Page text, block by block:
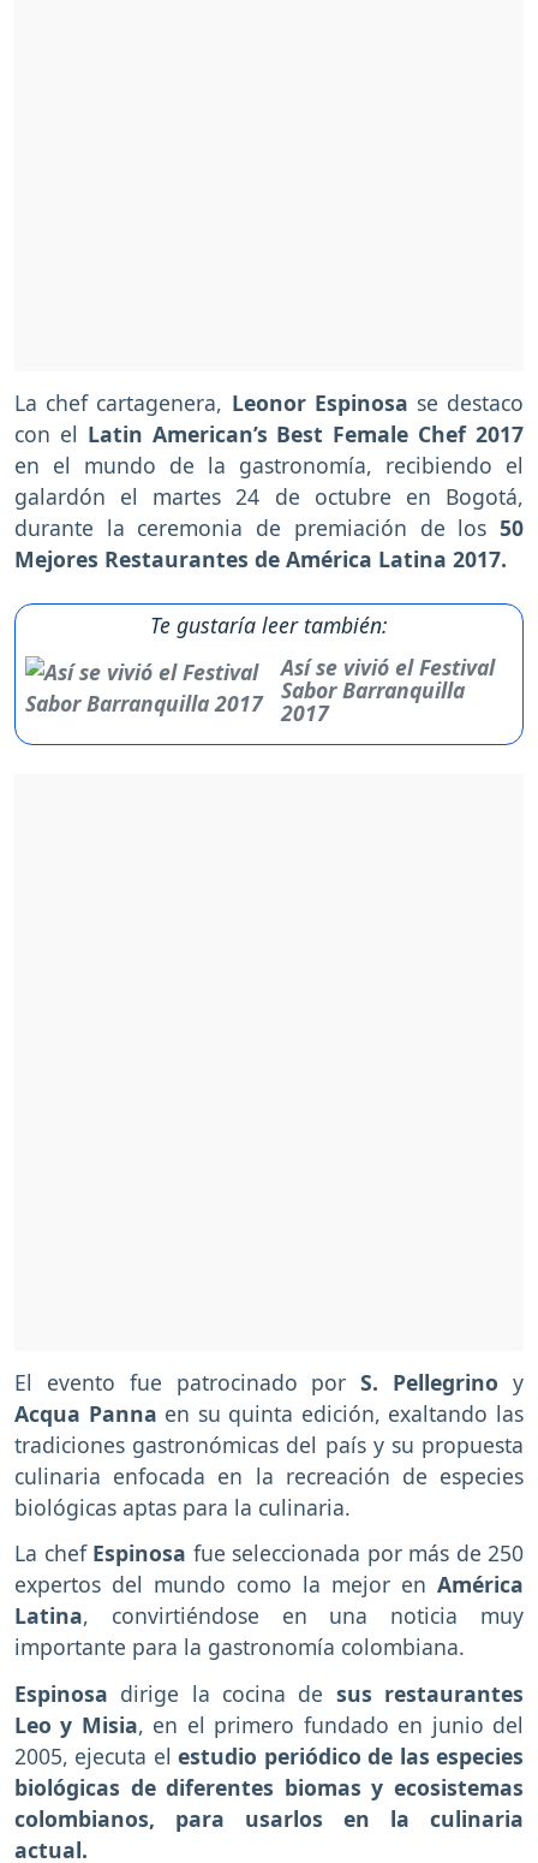
La chef cartagenera, Leonor Espinosa se destaco
con el Latin American’s Best Female Chef 2017
en el mundo de la gastronomía, recibiendo el
galardón el martes 24 de octubre en Bogotá,
durante la ceremonia de premiación de los 50
Mejores Restaurantes de América Latina 2017.
Te gustaría leer también:
Así se vivió el Festival
Sabor Barranquilla
2017
El evento fue patrocinado porS. Pellegrino y
Acqua Panna en su quinta edición, exaltando las
tradiciones gastronómicas del país y su propuesta
culinaria enfocada en la recreación de especies
biológicas aptas para la culinaria.
La chef Espinosa fue seleccionada por más de 250
expertos del mundo como la mejor en América
Latina, convirtiéndose en una noticia muy
importante para la gastronomía colombiana.
Espinosa dirige la cocina de sus restaurantes
Leo y Misia, en el primero fundado en junio del
2005, ejecuta elestudio periódico de las especies
biológicas de diferentes biomas y ecosistemas
colombianos, para usarlos en la culinaria
actual.